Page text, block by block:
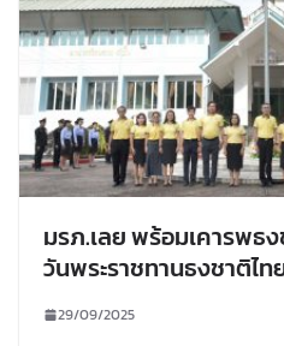
มรภ.เลย พร้อมเคารพธ
วันพระราชทานธงชาติไท
29/09/2025